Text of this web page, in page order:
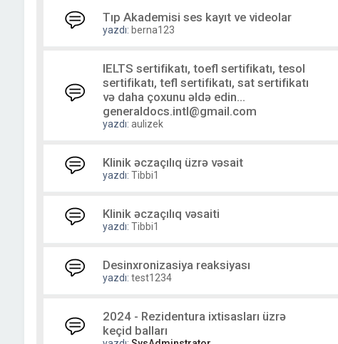
Tıp Akademisi ses kayıt ve videolar
yazdı: berna123
IELTS sertifikatı, toefl sertifikatı, tesol
sertifikatı, tefl sertifikatı, sat sertifikatı
və daha çoxunu əldə edin...
generaldocs.intl@gmail.com
yazdı: aulizek
Klinik əczaçılıq üzrə vəsait
yazdı: Tibbi1
Klinik əczaçılıq vəsaiti
yazdı: Tibbi1
Desinxronizasiya reaksiyası
yazdı: test1234
2024 - Rezidentura ixtisasları üzrə
keçid balları